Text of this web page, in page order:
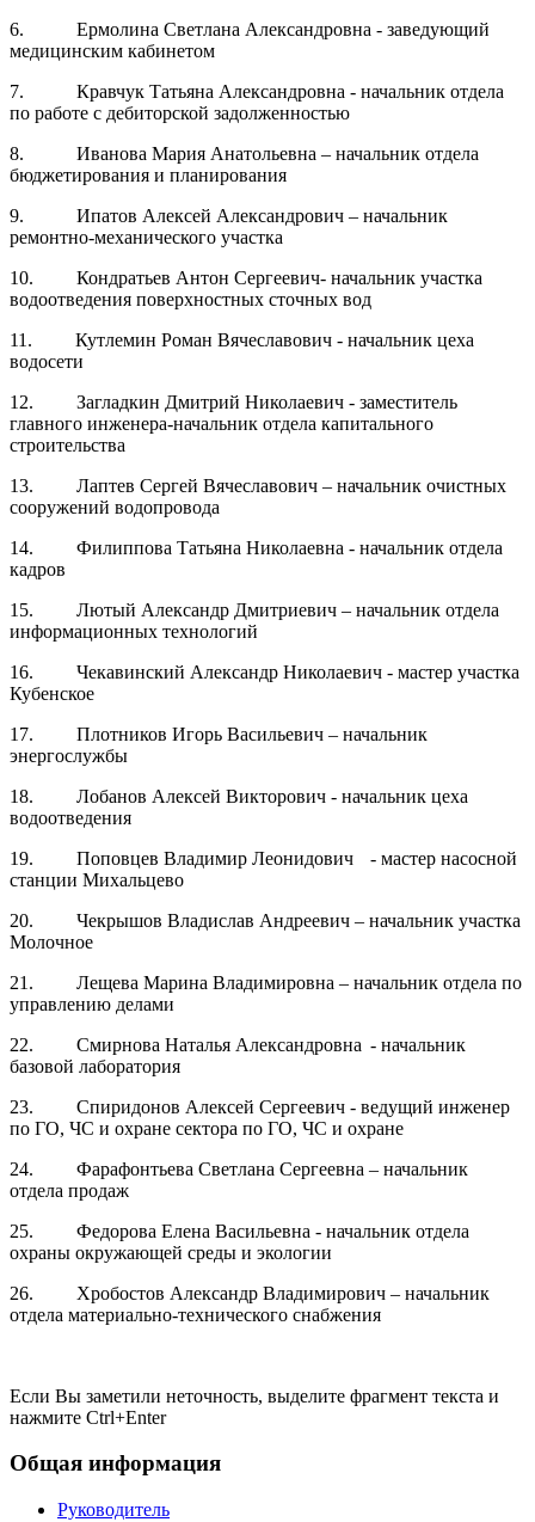
6. Ермолина Светлана Александровна - заведующий
медицинским кабинетом
7. Кравчук Татьяна Александровна - начальник отдела
по работе с дебиторской задолженностью
8. Иванова Мария Анатольевна – начальник отдела
бюджетирования и планирования
9. Ипатов Алексей Александрович – начальник
ремонтно-механического участка
10. Кондратьев Антон Сергеевич- начальник участка
водоотведения поверхностных сточных вод
11. Кутлемин Роман Вячеславович - начальник цеха
водосети
12. Загладкин Дмитрий Николаевич - заместитель
главного инженера-начальник отдела капитального
строительства
13. Лаптев Сергей Вячеславович – начальник очистных
сооружений водопровода
14. Филиппова Татьяна Николаевна - начальник отдела
кадров
15. Лютый Александр Дмитриевич – начальник отдела
информационных технологий
16. Чекавинский Александр Николаевич - мастер участка
Кубенское
17. Плотников Игорь Васильевич – начальник
энергослужбы
18. Лобанов Алексей Викторович - начальник цеха
водоотведения
19. Поповцев Владимир Леонидович - мастер насосной
станции Михальцево
20. Чекрышов Владислав Андреевич – начальник участка
Молочное
21. Лещева Марина Владимировна – начальник отдела по
управлению делами
22. Смирнова Наталья Александровна - начальник
базовой лаборатория
23. Спиридонов Алексей Сергеевич - ведущий инженер
по ГО, ЧС и охране сектора по ГО, ЧС и охране
24. Фарафонтьева Светлана Сергеевна – начальник
отдела продаж
25. Федорова Елена Васильевна - начальник отдела
охраны окружающей среды и экологии
26. Хробостов Александр Владимирович – начальник
отдела материально-технического снабжения
Если Вы заметили неточность, выделите фрагмент текста и
нажмите Ctrl+Enter
Общая информация
Руководитель